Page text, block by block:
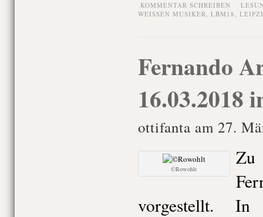
KOMMENTAR SCHREIBEN
WEISSEN MUSIKER , LBM18,
Fernando
16.03.2018
ottifanta am 27.
©Rowohlt
vorgestellt.